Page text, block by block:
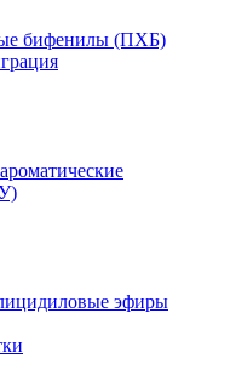
бифенилы (ПХБ)
эфиры